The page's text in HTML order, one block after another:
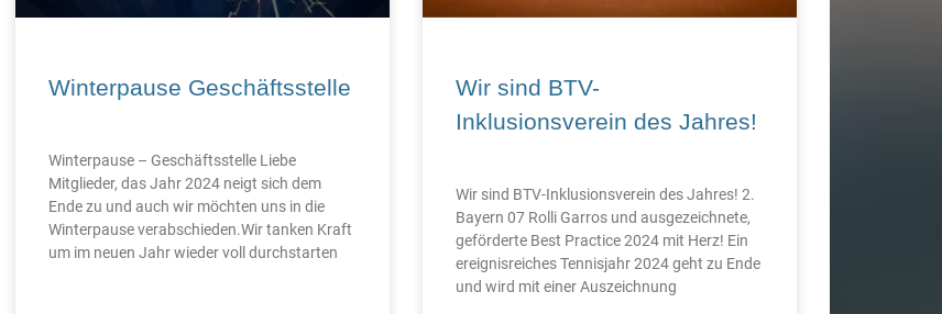
Winterpause Geschäftsstelle
Winterpause – Geschäftsstelle Liebe
Mitglieder, das Jahr 2024 neigt sich dem
Ende zu und auch wir möchten uns in die
Winterpause verabschieden.Wir tanken Kraft
um im neuen Jahr wieder voll durchstarten
Wir sind BTV-
Inklusionsverein des Jahres!
Wir sind BTV-Inklusionsverein des Jahres! 2.
Bayern 07 Rolli Garros und ausgezeichnete,
geförderte Best Practice 2024 mit Herz! Ein
ereignisreiches Tennisjahr 2024 geht zu Ende
und wird mit einer Auszeichnung